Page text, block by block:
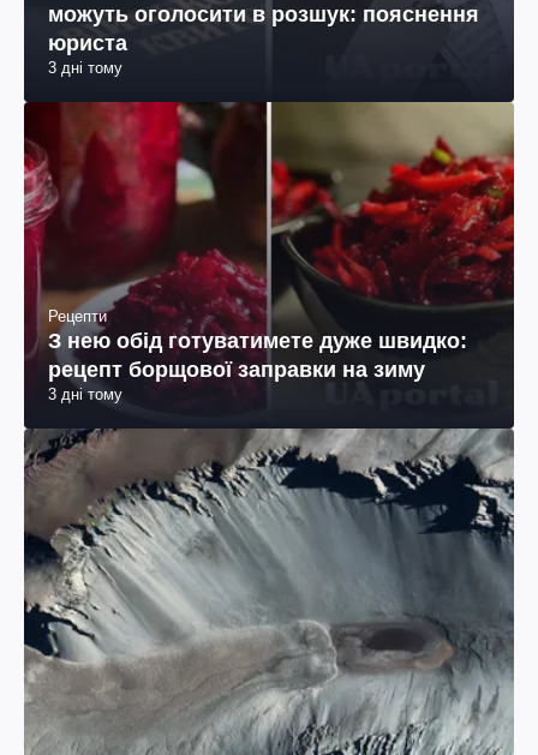
можуть оголосити в розшук: пояснення
юриста
3 дні тому
Рецепти
З нею обід готуватимете дуже швидко:
рецепт борщової заправки на зиму
3 дні тому